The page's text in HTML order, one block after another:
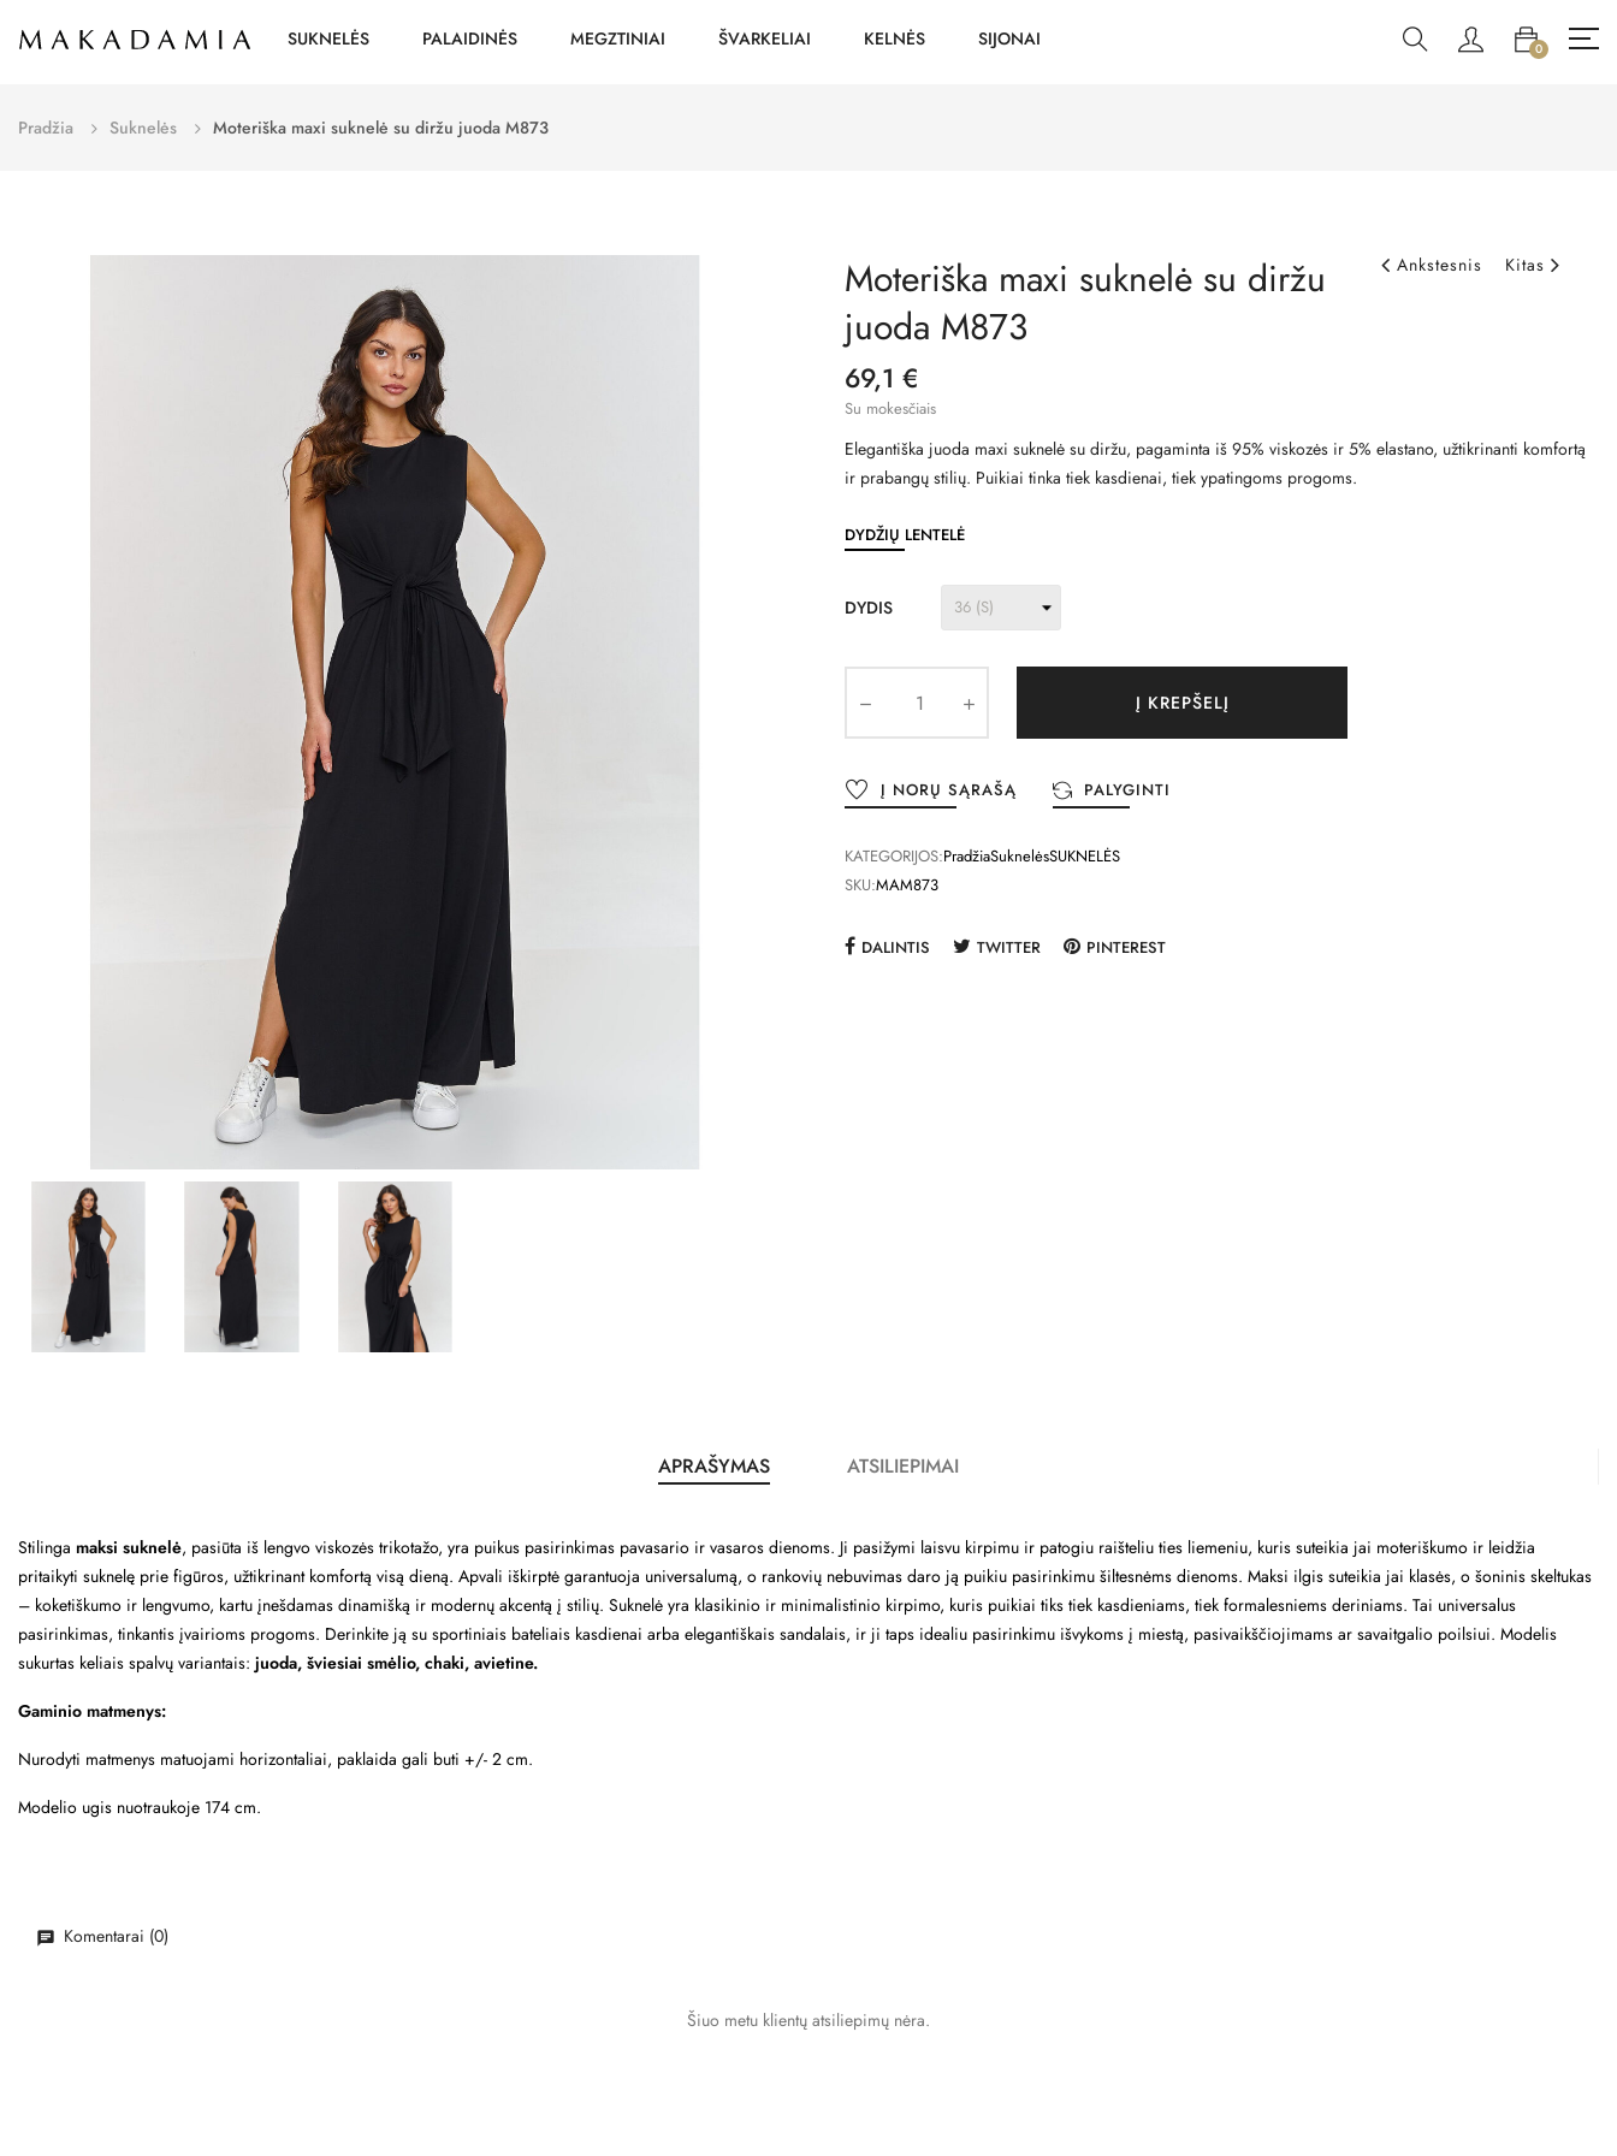
SUKNELĖS PALAIDINĖS MEGZTINIAI ŠVARKELIAI KELNĖS SIJONAI 0
Pradžia Suknelės Moteriška maxi suknelė su diržu juoda M873
Ankstesnis Kitas
Moteriška maxi suknelė su diržu
juoda M873
69,1 €
Su mokesčiais
Elegantiška juoda maxi suknelė su diržu, pagaminta iš 95% viskozės ir 5% elastano, užtikrinanti komfortą
ir prabangų stilių. Puikiai tinka tiek kasdienai, tiek ypatingoms progoms.
DYDŽIŲ LENTELĖ
DYDIS
Į KREPŠELĮ
Į NORŲ SĄRAŠĄ PALYGINTI
KATEGORIJOS:PradžiaSuknelėsSUKNELĖS
SKU:MAM873
DALINTIS TWITTER PINTEREST
APRAŠYMAS ATSILIEPIMAI
Stilinga maksi suknelė, pasiūta iš lengvo viskozės trikotažo, yra puikus pasirinkimas pavasario ir vasaros dienoms. Ji pasižymi laisvu kirpimu ir patogiu raišteliu ties liemeniu, kuris suteikia jai moteriškumo ir leidžia
pritaikyti suknelę prie figūros, užtikrinant komfortą visą dieną. Apvali iškirptė garantuoja universalumą, o rankovių nebuvimas daro ją puikiu pasirinkimu šiltesnėms dienoms. Maksi ilgis suteikia jai klasės, o šoninis skeltukas
– koketiškumo ir lengvumo, kartu įnešdamas dinamišką ir modernų akcentą į stilių. Suknelė yra klasikinio ir minimalistinio kirpimo, kuris puikiai tiks tiek kasdieniams, tiek formalesniems deriniams. Tai universalus
pasirinkimas, tinkantis įvairioms progoms. Derinkite ją su sportiniais bateliais kasdienai arba elegantiškais sandalais, ir ji taps idealiu pasirinkimu išvykoms į miestą, pasivaikščiojimams ar savaitgalio poilsiui. Modelis
sukurtas keliais spalvų variantais: juoda, šviesiai smėlio, chaki, avietine.
Gaminio matmenys:
Nurodyti matmenys matuojami horizontaliai, paklaida gali buti +/- 2 cm.
Modelio ugis nuotraukoje 174 cm.
Komentarai (0)
Šiuo metu klientų atsiliepimų nėra.